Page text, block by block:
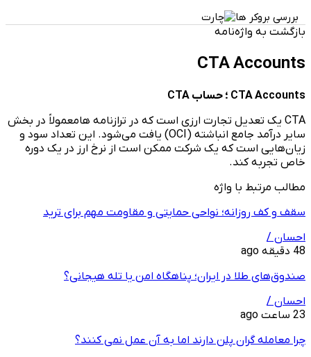
بررسی بروکر ها
بازگشت به واژه‌نامه
CTA Accounts
CTA Accounts ؛ حساب CTA
CTA یک تعدیل تجارت ارزی است که در ترازنامه هامعمولاً در بخش
سایر درآمد جامع انباشته (OCI) یافت می‌شود. این تعداد سود و
زیان‌هایی است که یک شرکت ممکن است از نرخ ارز در یک دوره
خاص تجربه کند.
مطالب مرتبط با واژه
سقف و کف روزانه؛ نواحی حمایتی و مقاومت مهم برای ترید
احسان /
48 دقیقه ago
صندوق‌های طلا در ایران؛ پناهگاه امن یا تله هیجانی؟
احسان /
23 ساعت ago
چرا معامله ‌گران پلن دارند اما به آن عمل نمی ‌کنند؟